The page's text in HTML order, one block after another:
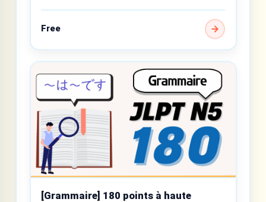
débutant
Free
[Grammaire] 180 points à haute